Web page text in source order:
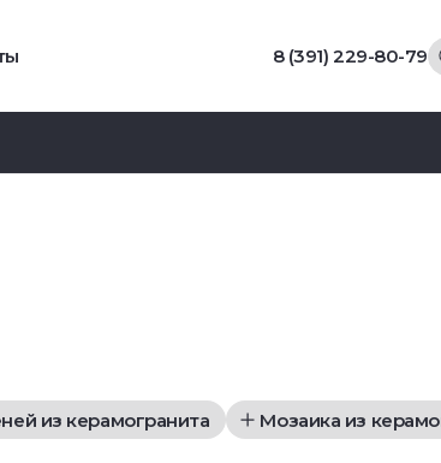
8 (391) 229-80-79
из керамогранита
Мозаика из